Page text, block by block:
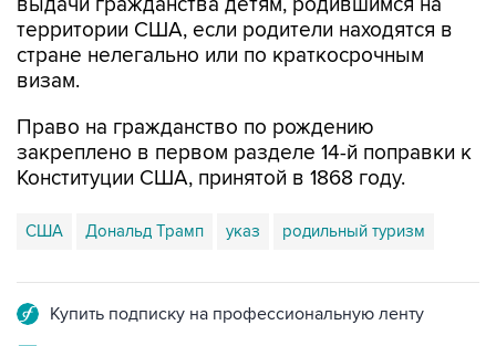
территории США, если родители находятся в
стране нелегально или по краткосрочным
визам.
Право на гражданство по рождению
закреплено в первом разделе 14-й поправки к
Конституции США, принятой в 1868 году.
США Дональд Трамп указ родильный туризм
Купить подписку на профессиональную ленту